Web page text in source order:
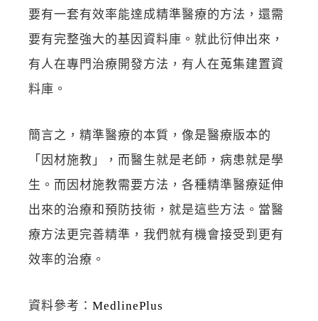
要有一套有效率能達成精準醫療的方法，還需
要有完整強大的基因資料庫。就此衍伸出來，
有人在專門治療開發方法，有人在蒐集建置資
料庫。
簡言之，精準醫療的本質，像是醫療版本的
「因材施教」，而醫生就是老師，病患就是學
生。而因材施教需要方法，各種精準醫療延伸
出來的治療和預防技術，就是這些方法。當醫
療方法更完善精準，我們就有機會接受到更有
效率的治療。
資料參考： MedlinePlus